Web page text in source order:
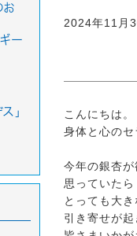
2024年11月
こんにちは。
身体と心のセ
今年の銀杏が
思っていたら
とっても大
引き寄せが
ー
」